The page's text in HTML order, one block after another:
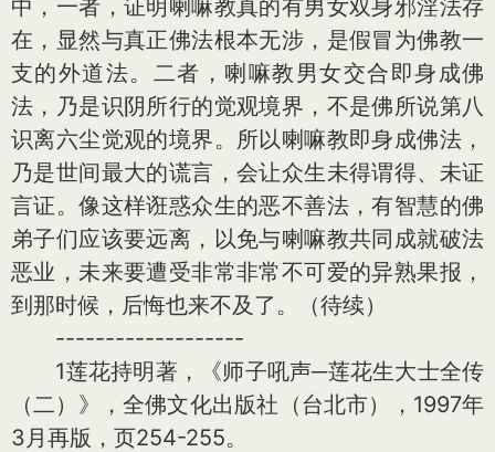
中，一者，证明喇嘛教真的有男女双身邪淫法存
在，显然与真正佛法根本无涉，是假冒为佛教一
支的外道法。二者，喇嘛教男女交合即身成佛
法，乃是识阴所行的觉观境界，不是佛所说第八
识离六尘觉观的境界。所以喇嘛教即身成佛法，
乃是世间最大的谎言，会让众生未得谓得、未证
言证。像这样诳惑众生的恶不善法，有智慧的佛
弟子们应该要远离，以免与喇嘛教共同成就破法
恶业，未来要遭受非常非常不可爱的异熟果报，
到那时候，后悔也来不及了。（待续）
-------------------
1莲花持明著，《师子吼声─莲花生大士全传
（二）》，全佛文化出版社（台北市），1997年
3月再版，页254-255。